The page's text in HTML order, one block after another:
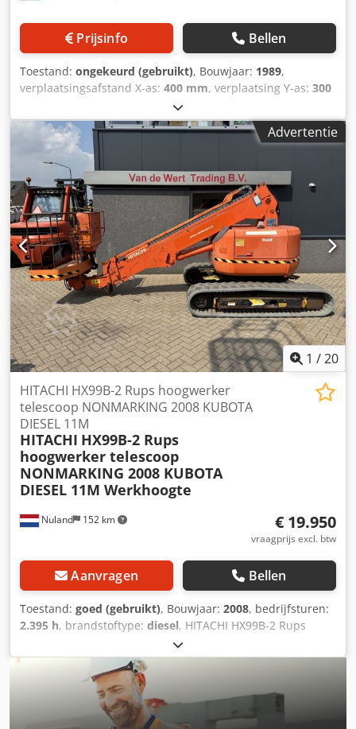
Prijsinfo Bellen
Toestand: ongekeurd (gebruikt), Bouwjaar: 1989,
verplaatsingsafstand X-as: 400 mm, verplaatsing Y-as: 300
, verplaatsingsafstand Z-as:
Hitachi Seiko Ltd., Japan Type: H-DS02N Bouwjaar: 1989 X-
as: ca. 200–400 mm Y-as: ca. 150–300 mm Z-as: ca. 150–250
mm Tafelafmeting: ca. 300 × 200 – 500 × 300 mm Max.
werkstukgewicht: 200–500 kg Type: Transistor-EDM-
generator Max. stroomsterkte: ca. 30–100 A Pulsbesturing:
analoog / vroege digitale besturing Dodpfx Aoy D Nccjc
Uswa Bereikbare oppervlakteruwheid: Ra ca. 0,8–3 µm
Bedrijfszekerheid onzeker
Advertentie
1 /20
Nuland 152 km
HITACHI HX99B-2 Rups hoogwerker
telescoop NONMARKING 2008 KUBOTA
DIESEL 11M
HITACHI HX99B-2 Rups
hoogwerker telescoop
NONMARKING 2008 KUBOTA
DIESEL 11M Werkhoogte
€ 19.950
vraagprijs excl. btw
Aanvragen Bellen
Toestand: goed (gebruikt), Bouwjaar: 2008, bedrijfsturen:
2.395 h, brandstoftype: diesel, HITACHI HX99B-2 Rups
hoogwerker telescoop NONMARKING 2008 KUBOTA DIESEL
11M Werkhoogte Video kan gestuurd worden via
Whatsapp. Doorlopende voorraad, zie website. Prijzen zijn
af Nuland. Van de Wert Trading B.V. heeft een wisselende
voorraad van machines, truck, trailers en aanbouwdelen.
Al onze leveringen zijn tegen handelsprijzen in AS-IS